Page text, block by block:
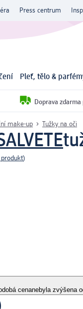
Press centrum
Pleť, tělo &
Doprava
make-up Tužky na oči
)
cenanebyla zvýšena